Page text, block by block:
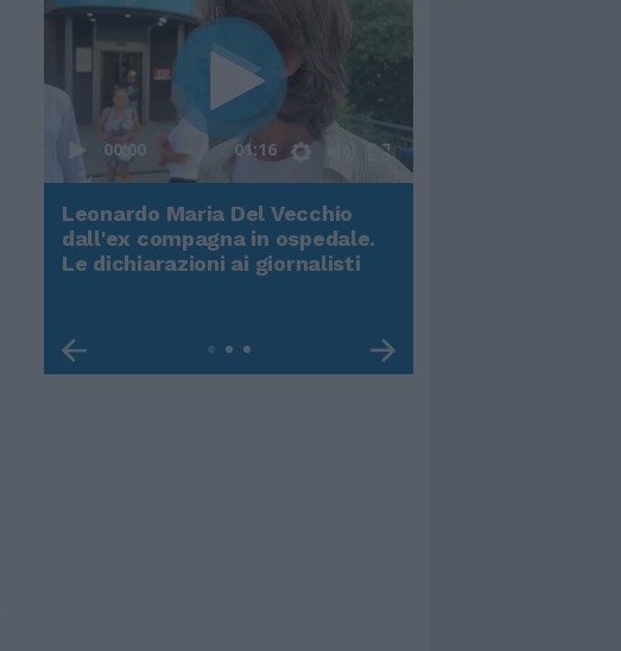
00:00 01:16
Leonardo Maria Del Vecchio
dall'ex compagna in ospedale.
Le dichiarazioni ai giornalisti